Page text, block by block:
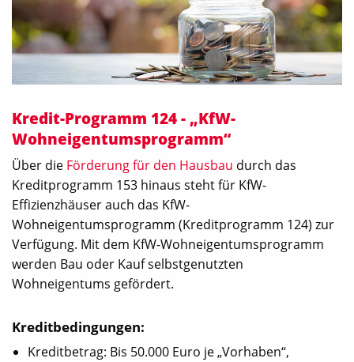
Kredit-Programm 124 - „KfW-
Wohneigentumsprogramm“
Über die Förderung für den Hausbau durch das
Kreditprogramm 153 hinaus steht für KfW-
Effizienzhäuser auch das KfW-
Wohneigentumsprogramm (Kreditprogramm 124) zur
Verfügung. Mit dem KfW-Wohneigentumsprogramm
werden Bau oder Kauf selbstgenutzten
Wohneigentums gefördert.
Kreditbedingungen:
Kreditbetrag: Bis 50.000 Euro je „Vorhaben“,